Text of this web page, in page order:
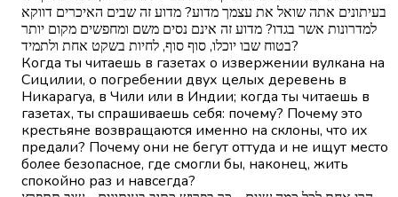
בעיתונים אתה שואל את עצמך מדוע? מדוע זה שבים האיכרים דווקא
למדרונות אשר בגדו? מדוע זה אינם נסים משם ומחפשים מקום יותר
בטוח שבו יוכלו, סוף סוף, לחיות בשקט אחת ולתמיד?
Когда ты читаешь в газетах о извержении вулкана на
Сицилии, о погребении двух целых деревень в
Никарагуа, в Чили или в Индии; когда ты читаешь в
газетах, ты спрашиваешь себя: почему? Почему это
крестьяне возвращаются именно на склоны, что их
предали? Почему они не бегут оттуда и не ищут место
более безопасное, где смогли бы, наконец, жить
спокойно раз и навсегда?